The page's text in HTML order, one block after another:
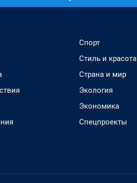
Спорт
Стиль и красота
Страна и мир
Экология
Экономика
Спецпроекты